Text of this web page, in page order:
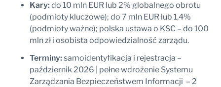
Kary: do 10 mln EUR lub 2% globalnego obrotu
(podmioty kluczowe); do 7 mln EUR lub 1,4%
(podmioty ważne); polska ustawa o KSC – do 100
mln zł i osobista odpowiedzialność zarządu.
Terminy: samoidentyfikacja i rejestracja –
październik 2026 | pełne wdrożenie Systemu
Zarządzania Bezpieczeństwem Informacji – 2